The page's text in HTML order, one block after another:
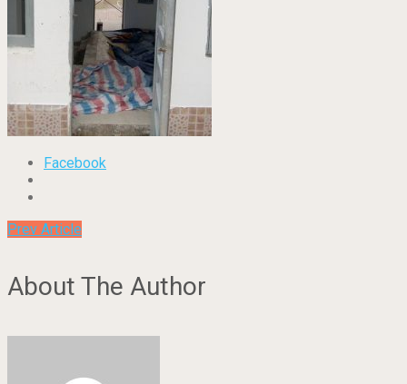
Facebook
Prev Article
About The Author